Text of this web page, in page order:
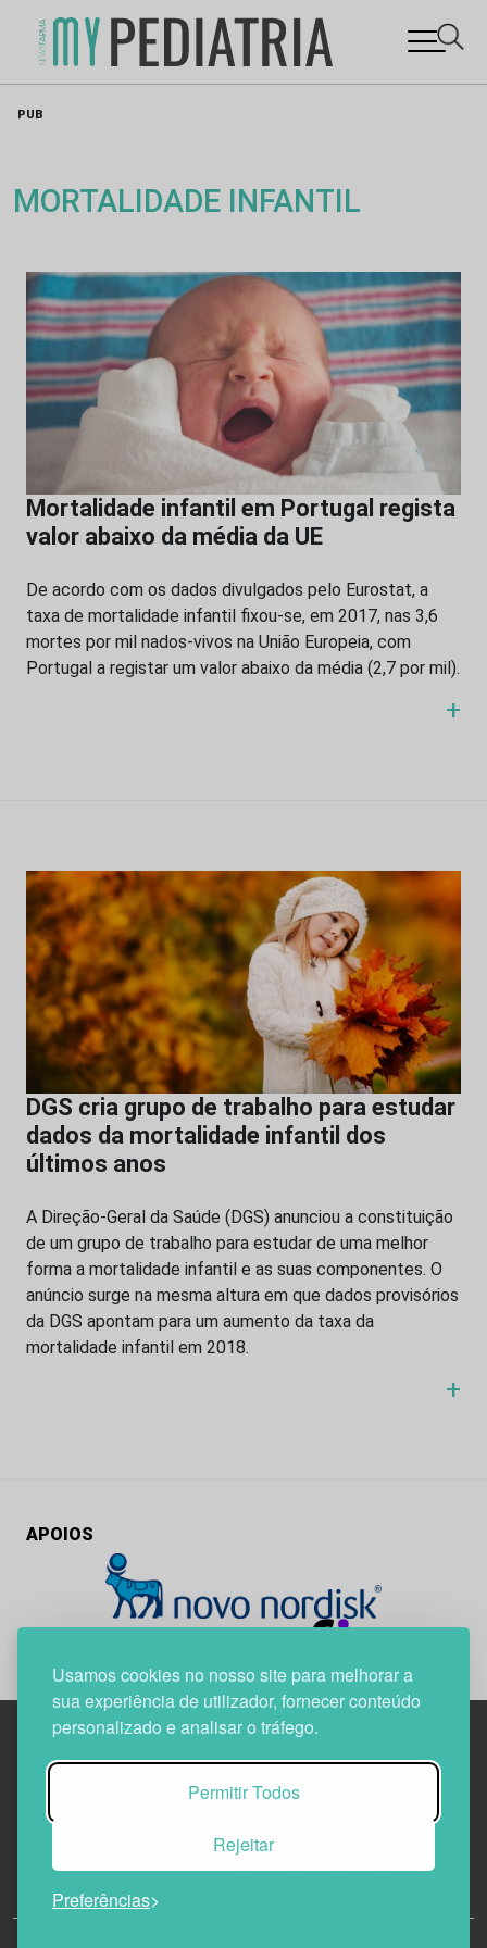
Usamos cookies no nosso site para melhorar a
sua experiência de utilizador, fornecer conteúdo
personalizado e analisar o tráfego.
Permitir Todos
Rejeitar
Preferências
PUB
MORTALIDADE INFANTIL
Mortalidade infantil em Portugal regista
valor abaixo da média da UE
De acordo com os dados divulgados pelo Eurostat, a
taxa de mortalidade infantil fixou-se, em 2017, nas 3,6
mortes por mil nados-vivos na União Europeia, com
Portugal a registar um valor abaixo da média (2,7 por mil).
+
DGS cria grupo de trabalho para estudar
dados da mortalidade infantil dos
últimos anos
A Direção-Geral da Saúde (DGS) anunciou a constituição
de um grupo de trabalho para estudar de uma melhor
forma a mortalidade infantil e as suas componentes. O
anúncio surge na mesma altura em que dados provisórios
da DGS apontam para um aumento da taxa da
mortalidade infantil em 2018.
+
APOIOS
Edif. Lisboa Oriente | Av. Infante D. Henrique, n.º 333H, esc.
1800-282 Lisboa | Portugal